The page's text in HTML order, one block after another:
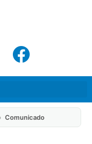
› Comunicado